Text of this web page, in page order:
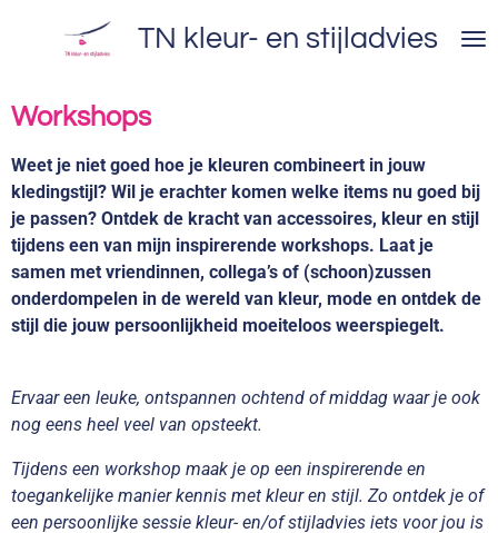
de
hoofdinhoud
TN kleur- en stijladvies
Workshops
Weet je niet goed hoe je kleuren combineert in jouw
kledingstijl? Wil je erachter komen welke items nu goed bij
je passen? Ontdek de kracht van accessoires, kleur en stijl
tijdens een van mijn inspirerende workshops. Laat je
samen met vriendinnen, collega’s of (schoon)zussen
onderdompelen in de wereld van kleur, mode en ontdek de
stijl die jouw persoonlijkheid moeiteloos weerspiegelt.
Ervaar een leuke, ontspannen ochtend of middag waar je ook
nog eens heel veel van opsteekt.
Tijdens een workshop maak je op een inspirerende en
toegankelijke manier kennis met kleur en stijl. Zo ontdek je of
een persoonlijke sessie kleur- en/of stijladvies iets voor jou is